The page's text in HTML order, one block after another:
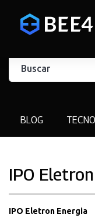
BLOG
IPO
IPO Eletron Energia